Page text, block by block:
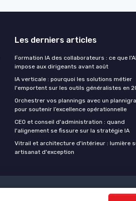
Les derniers articles
Formation IA des collaborateurs : ce que
impose aux dirigeants avant août
IA verticale : pourquoi les solutions métier
l'emportent sur les outils généralistes en
Orchestrer vos plannings avec un
pour soutenir l’excellence opérationnelle
CEO et conseil d'administration : quand
l'alignement se fissure sur la stratégie IA
Vitrail et architecture d'intérieur : lumière
artisanat d'exception